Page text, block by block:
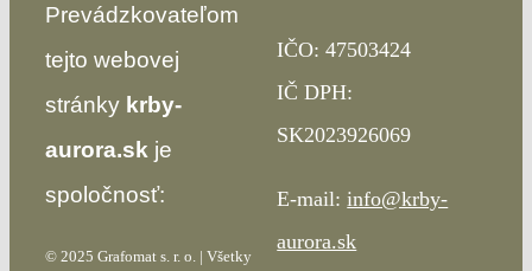
Prevádzkovateľom
tejto webovej
stránky krby-
aurora.skje
spoločnosť:
© 2025 Grafomat s. r. o. | Všetky
IČO: 47503424
IČ DPH:
SK2023926069
E-mail:info@krby-
aurora.sk